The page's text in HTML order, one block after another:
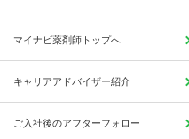
マイナビ薬剤師トップへ
キャリアアドバイザー紹介
ご入社後のアフターフォロー